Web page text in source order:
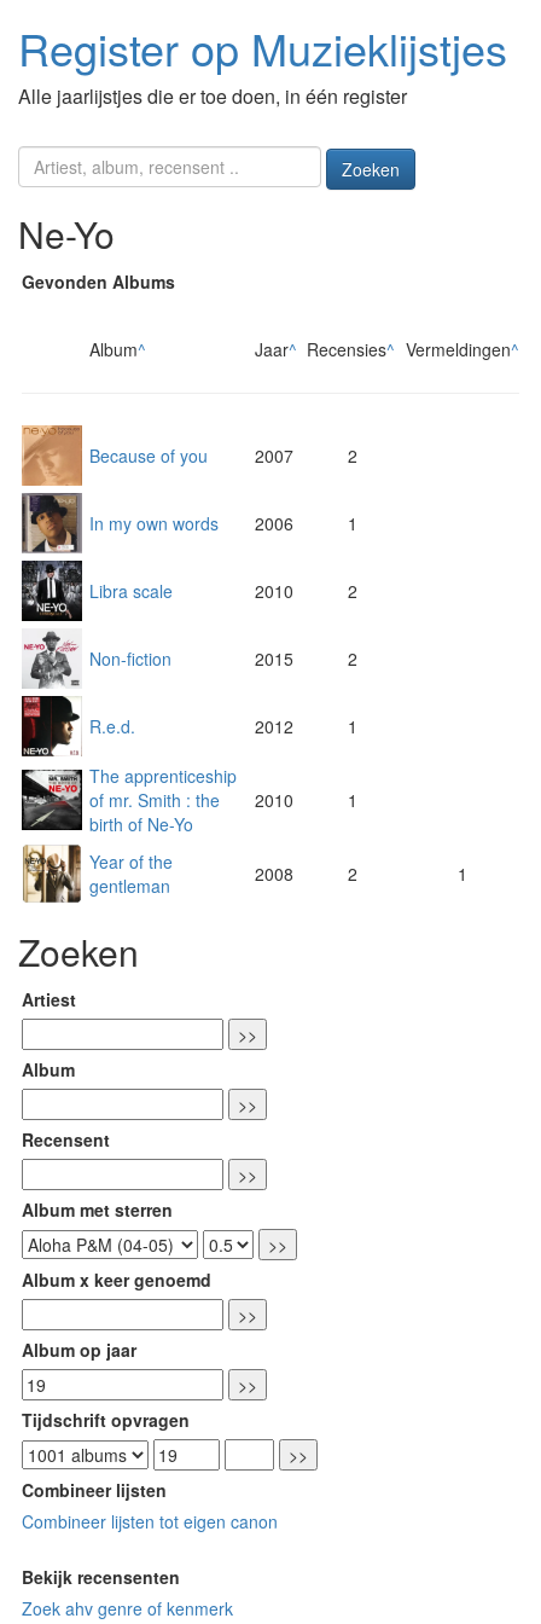
Register op Muzieklijstjes
Alle jaarlijstjes die er toe doen, in één register
Zoeken
Ne-Yo
Gevonden Albums
Album^ Jaar^ Recensies^ Vermeldingen^
Because of you 2007 2
In my own words 2006 1
Libra scale 2010 2
Non-fiction 2015 2
R.e.d. 2012 1
The apprenticeship
of mr. Smith : the
birth of Ne-Yo
2010 1
Year of the
gentleman
2008 2 1
Zoeken
Artiest
Album
Recensent
Album met sterren
Album x keer genoemd
Album op jaar
Tijdschrift opvragen
Combineer lijsten
Combineer lijsten tot eigen canon
Bekijk recensenten
Zoek ahv genre of kenmerk